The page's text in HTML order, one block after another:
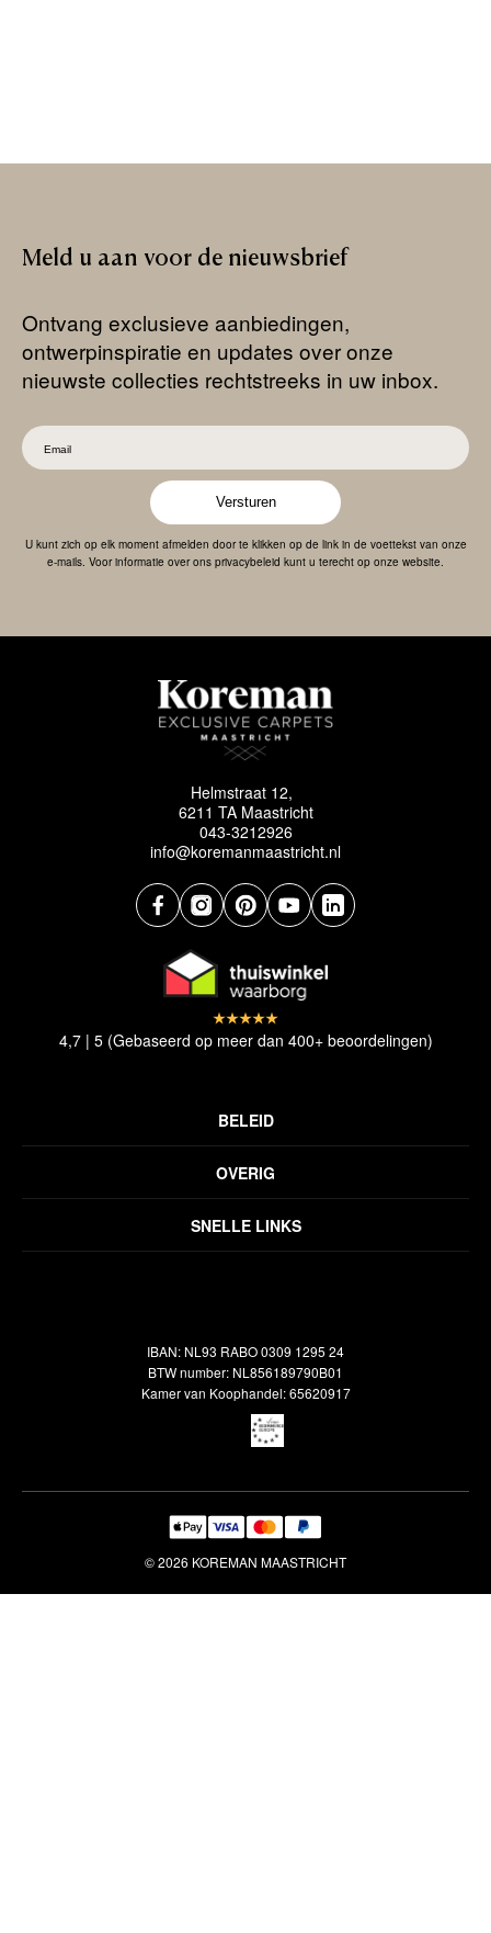
Meld u aan voor de nieuwsbrief
Ontvang exclusieve aanbiedingen,
ontwerpinspiratie en updates over onze
nieuwste collecties rechtstreeks in uw inbox.
Versturen
U kunt zich op elk moment afmelden door te klikken op de link in de voettekst van onze
e-mails. Voor informatie over ons privacybeleid kunt u terecht op onze website.
Helmstraat 12,
6211 TA Maastricht
043-3212926
info@koremanmaastricht.nl
SNELLE LINKS
OVERIG
Veelgestelde vragen
BELEID
Verzendbeleid
4,7 | 5 (Gebaseerd op meer dan 400+ beoordelingen)
IBAN: NL93 RABO 0309 1295 24
BTW number: NL856189790B01
Kamer van Koophandel: 65620917
© 2026 KOREMAN MAASTRICHT